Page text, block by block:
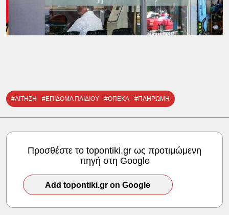
#ΑΙΤΗΣΗ #ΕΠΙΔΟΜΑ ΠΑΙΔΙΟΥ #ΟΠΕΚΑ #ΠΛΗΡΩΜΗ
Προσθέστε το topontiki.gr ως προτιμώμενη
πηγή στη Google
Add topontiki.gr on Google